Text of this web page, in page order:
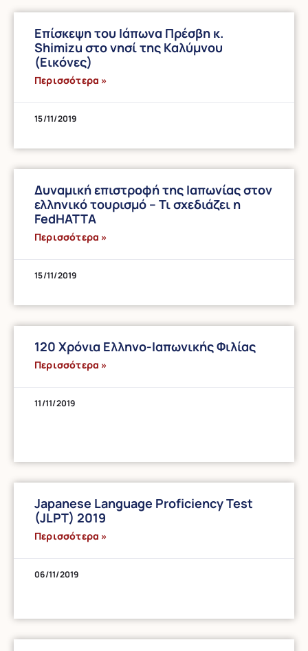
Επίσκεψη του Ιάπωνα Πρέσβη κ.
Shimizu στο νησί της Καλύμνου
(Εικόνες)
Περισσότερα »
15/11/2019
Δυναμική επιστροφή της Ιαπωνίας στον
ελληνικό τουρισμό – Τι σχεδιάζει η
FedHATTA
Περισσότερα »
15/11/2019
120 Χρόνια Ελληνο-Ιαπωνικής Φιλίας
Περισσότερα »
11/11/2019
Japanese Language Proficiency Test
(JLPT) 2019
Περισσότερα »
06/11/2019